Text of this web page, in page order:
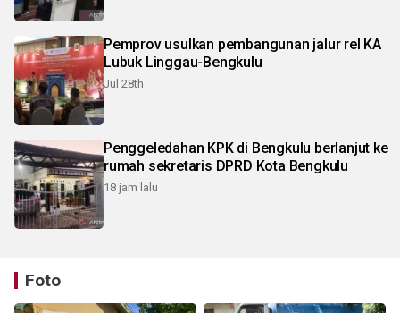
Pemprov usulkan pembangunan jalur rel KA
Lubuk Linggau-Bengkulu
Jul 28th
Penggeledahan KPK di Bengkulu berlanjut ke
rumah sekretaris DPRD Kota Bengkulu
18 jam lalu
Foto